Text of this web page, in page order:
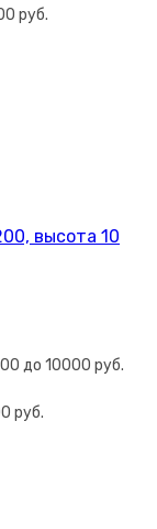
высота 10